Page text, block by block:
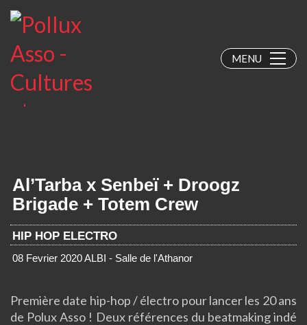
MENU
Al’Tarba x Senbeï + Droogz
Brigade + Totem Crew
HIP HOP ELECTRO
08 Fevrier 2020ALBI - Salle de l'Athanor
Première date hip-hop / électro pour lancer les 20 ans
de Polux Asso ! Deux références du beatmaking indé